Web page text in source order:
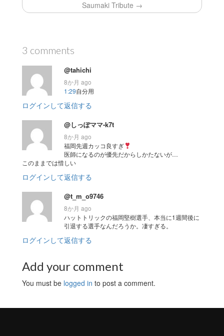
Saumaki Tribute →
3 comments
@tahichi
8か月 ago
1:29自分用
ログインして返信する
@しっぽママ-k7t
8か月 ago
福岡先週カッコ良すぎ
医師になるのが優先だからしかたないが…
このままでは惜しい
ログインして返信する
@t_m_o9746
8か月 ago
ハットトリックの福岡堅樹選手、本当に1週間後に
引退する選手なんだろうか。凄すぎる。
ログインして返信する
Add your comment
You must be logged in to post a comment.